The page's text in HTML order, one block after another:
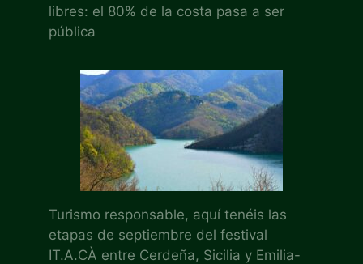
libres: el 80% de la costa pasa a ser
pública
Turismo responsable, aquí tenéis las
etapas de septiembre del festival
IT.A.CÀ entre Cerdeña, Sicilia y Emilia-